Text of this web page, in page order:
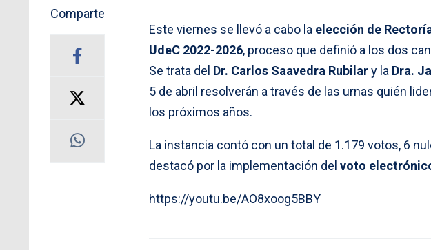
Comparte
Este viernes se llevó a cabo la elección de
UdeC 2022-2026, proceso que definió a los dos
Se trata del Dr. Carlos Saavedra Rubilary la Dra.
5 de abril resolverán a través de las urnas quién
los próximos años.
La instancia contó con un total de 1.179 votos, 6
destacó por la implementación del voto
https://youtu.be/AO8xoog5BBY